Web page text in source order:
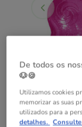
De todos os
🐶🍪
Utilizamos cookies
memorizar as suas
utilizados para a
detalhes.